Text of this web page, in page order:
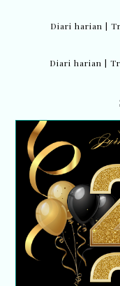
Diari harian |
Diari harian |
Tahun Baru